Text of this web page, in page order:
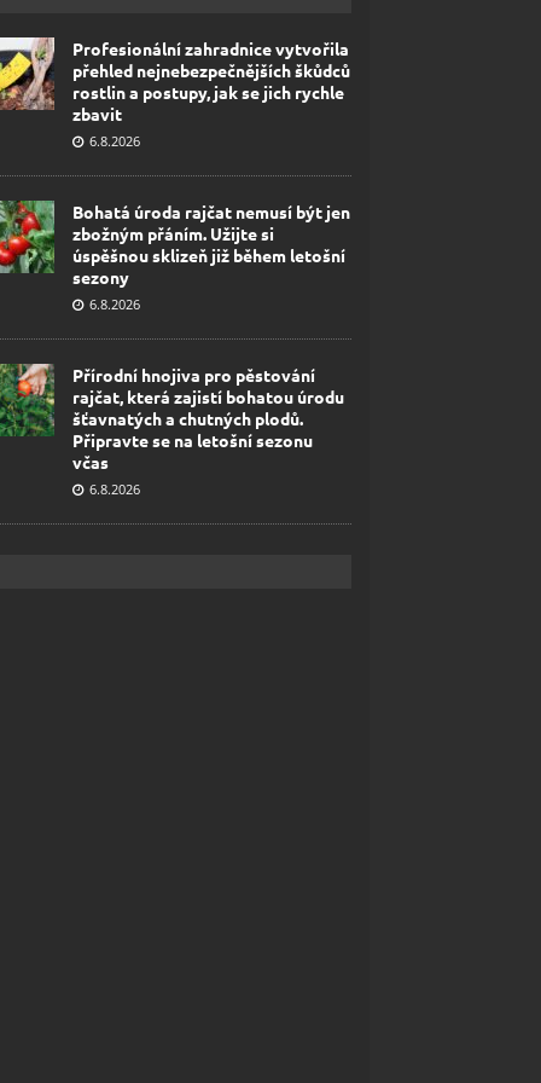
Profesionální zahradnice vytvořila
přehled nejnebezpečnějších škůdců
rostlin a postupy, jak se jich rychle
zbavit
6.8.2026
Bohatá úroda rajčat nemusí být jen
zbožným přáním. Užijte si
úspěšnou sklizeň již během letošní
sezony
6.8.2026
Přírodní hnojiva pro pěstování
rajčat, která zajistí bohatou úrodu
šťavnatých a chutných plodů.
Připravte se na letošní sezonu
včas
6.8.2026